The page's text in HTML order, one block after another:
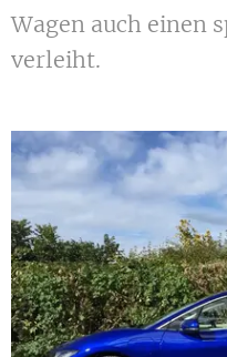
Wagen auch einen
verleiht.